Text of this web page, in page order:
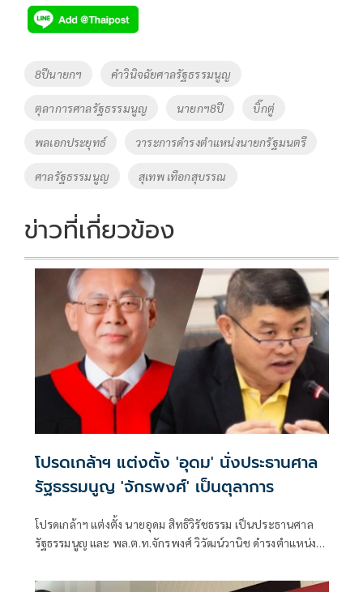
e
b
o
k
tt
er
p
y
Li
k
Tags
8ปีนายกฯ คำวินิจฉัยศาลรัฐธรรมนูญ
ตุลาการศาลรัฐธรรมนูญ นายกฯ8ปี บิ๊กตู่
พลเอกประยุทธ์ วาระการดำรงตำแหน่งนายกรัฐมนตรี
ศาลรัฐธรรมนูญ สุเทพ เทือกสุบรรณ
ข่าวที่เกี่ยวข้อง
โปรดเกล้าฯ แต่งตั้ง 'อุดม' นั่งประธานศาล
รัฐธรรมนูญ 'จักรพงศ์' เป็นตุลาการ
โปรดเกล้าฯ แต่งตั้ง นายอุดม สิทธิวิรัชธรรม เป็นประธานศาล
รัฐธรรมนูญ และ พล.ต.ท.จักรพงศ์ วิวัฒน์วานิช ดำรงตำแหน่ง
เป็นต้นไป